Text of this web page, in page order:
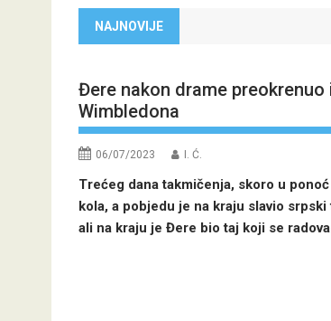
NAJNOVIJE
Đere nakon drame
Wimbledona
06/07/2023 I. Ć.
Trećeg dana takmičenja, skoro u
kola, a pobjedu je na kraju slavio
ali na kraju je Đere bio taj koji se